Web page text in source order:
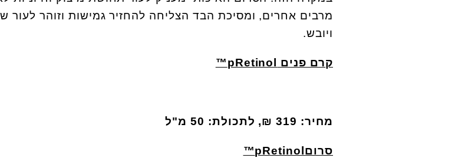
מרבים אחרים, ומסיכת הבד הצליחה להחזיר גמישות וזוהר לעור
ויובש.
קרם פנים pRetinol™
מחיר: 319 ₪, לתכולת: 50 מ"ל
סרום pRetinol™